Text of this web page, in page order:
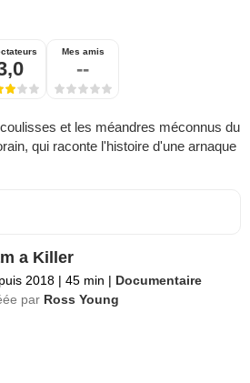
Mes amis
--
et les méandres méconnus du
qui raconte l'histoire d'une arnaque
a Killer
2018 | 45 min | Documentaire
par Ross Young